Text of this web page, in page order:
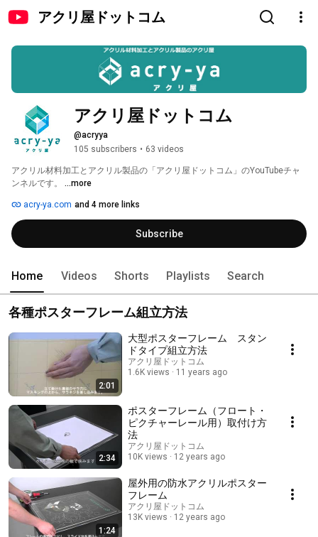
アクリ屋ドットコム
アクリ屋ドットコム
@acryya
105 subscribers • 63 videos
アクリル材料加工とアクリル製品の「アクリ屋ドットコム」のYouTubeチャ
ンネルです。 ...more
acry-ya.com and 4 more links
Subscribe
Home Videos Shorts Playlists Search
各種ポスターフレーム組立方法
2:01
大型ポスターフレーム スタン
ドタイプ組立方法
アクリ屋ドットコム
1.6K views
11 years ago
2:34
ポスターフレーム（フロート・
ピクチャーレール用）取付け方
法
アクリ屋ドットコム
10K views
12 years ago
1:24
屋外用の防水アクリルポスター
フレーム
アクリ屋ドットコム
13K views
12 years ago